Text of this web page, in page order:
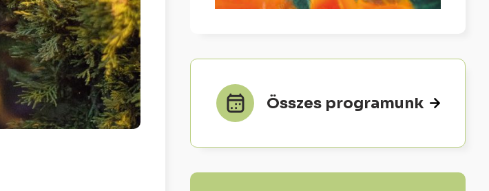
Összes programunk